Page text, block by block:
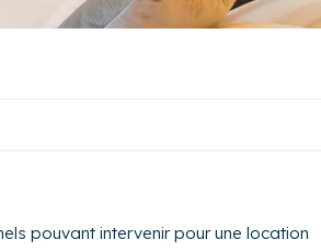
pouvant intervenir pour une location